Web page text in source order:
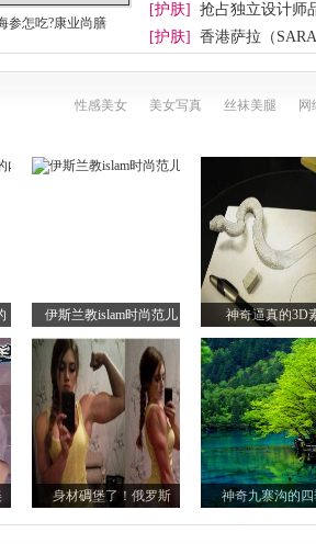
参怎吃?康业尚膳
[护肤]
抢占独立设计师
[护肤]
香港萨拉（
性感美女 美女写真 丝袜美腿 网
伊斯兰教islam时尚范儿 神奇逼真的3D
身材碉堡了！俄罗斯 神奇九寨沟的